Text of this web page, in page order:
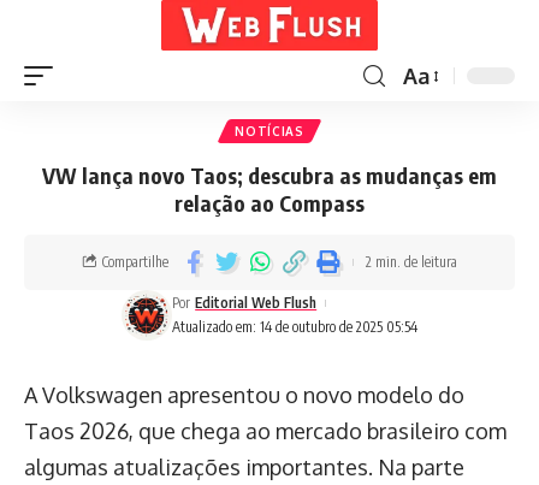
Aa
NOTÍCIAS
VW lança novo Taos; descubra as mudanças em
relação ao Compass
Atualizado em: 14 de outubro de 2025 05:54
Por Editorial Web Flush
Compartilhe 2 min. de leitura
A Volkswagen apresentou o novo modelo do
Taos 2026, que chega ao mercado brasileiro com
algumas atualizações importantes. Na parte